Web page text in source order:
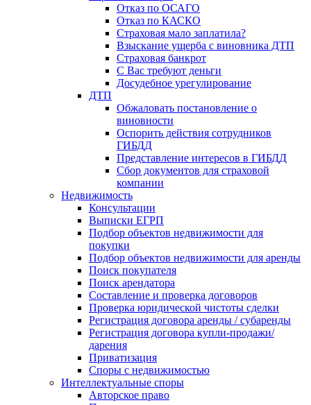
Отказ по ОСАГО
Отказ по КАСКО
Страховая мало заплатила?
Взыскание ущерба с виновника ДТП
Страховая банкрот
С Вас требуют деньги
Досудебное урегулирование
ДТП
Обжаловать постановление о
виновности
Оспорить действия сотрудников
ГИБДД
Представление интересов в ГИБДД
Сбор документов для страховой
компании
Недвижимость
Консультации
Выписки ЕГРП
Подбор объектов недвижимости для
покупки
Подбор объектов недвижимости для аренды
Поиск покупателя
Поиск арендатора
Составление и проверка договоров
Проверка юридической чистоты сделки
Регистрация договора аренды / субаренды
Регистрация договора купли-продажи/
дарения
Приватизация
Cпоры с недвижимостью
Интеллектуальные споры
Авторское право